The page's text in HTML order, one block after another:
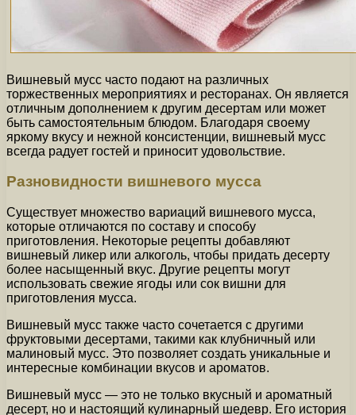
Вишневый мусс часто подают на различных
торжественных мероприятиях и ресторанах. Он является
отличным дополнением к другим десертам или может
быть самостоятельным блюдом. Благодаря своему
яркому вкусу и нежной консистенции, вишневый мусс
всегда радует гостей и приносит удовольствие.
Разновидности вишневого мусса
Существует множество вариаций вишневого мусса,
которые отличаются по составу и способу
приготовления. Некоторые рецепты добавляют
вишневый ликер или алкоголь, чтобы придать десерту
более насыщенный вкус. Другие рецепты могут
использовать свежие ягоды или сок вишни для
приготовления мусса.
Вишневый мусс также часто сочетается с другими
фруктовыми десертами, такими как клубничный или
малиновый мусс. Это позволяет создать уникальные и
интересные комбинации вкусов и ароматов.
Вишневый мусс — это не только вкусный и ароматный
десерт, но и настоящий кулинарный шедевр. Его история